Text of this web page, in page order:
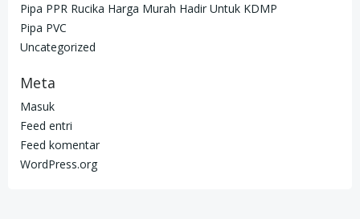
Pipa PPR Rucika Harga Murah Hadir Untuk KDMP
Pipa PVC
Uncategorized
Meta
Masuk
Feed entri
Feed komentar
WordPress.org